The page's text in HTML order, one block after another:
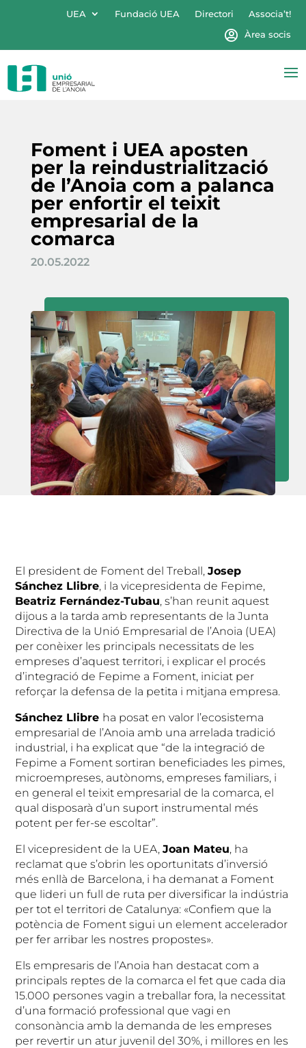
UEA Fundació UEA Directori
Associa’t!
Àrea socis
Foment i UEA aposten
per la reindustrialització
de l’Anoia com a palanca
per enfortir el teixit
empresarial de la
comarca
20.05.2022
El president de Foment del Treball,Josep
Sánchez Llibre, i la vicepresidenta de Fepime,
Beatriz Fernández-Tubau, s’han reunit aquest
dijous a la tarda amb representants de la Junta
Directiva de la Unió Empresarial de l’Anoia (UEA)
per conèixer les principals necessitats de les
empreses d’aquest territori, i explicar el procés
d’integració de Fepime a Foment, iniciat per
reforçar la defensa de la petita i mitjana empresa.
Sánchez Llibre ha posat en valor l’ecosistema
empresarial de l’Anoia amb una arrelada tradició
industrial, i ha explicat que “de la integració de
Fepime a Foment sortiran beneficiades les pimes,
microempreses, autònoms, empreses familiars, i
en general el teixit empresarial de la comarca, el
qual disposarà d’un suport instrumental més
potent per fer-se escoltar”.
El vicepresident de la UEA,Joan Mateu, ha
reclamat que s’obrin les oportunitats d’inversió
més enllà de Barcelona, i ha demanat a Foment
que lideri un full de ruta per diversificar la indústria
per tot el territori de Catalunya: «Confiem que la
potència de Foment sigui un element accelerador
per fer arribar les nostres propostes».
Els empresaris de l’Anoia han destacat com a
principals reptes de la comarca el fet que cada dia
15.000 persones vagin a treballar fora, la necessitat
d’una formació professional que vagi en
consonància amb la demanda de les empreses
per revertir un atur juvenil del 30%, i millores en les